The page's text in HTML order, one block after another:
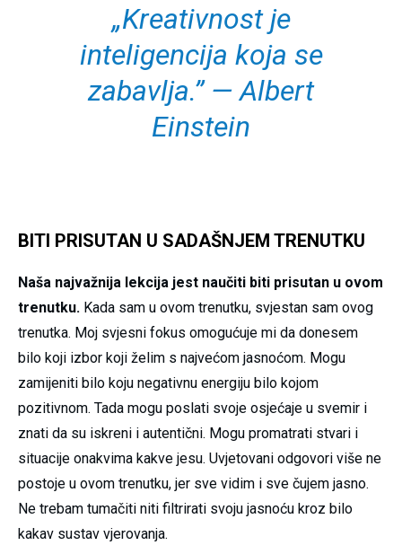
„Kreativnost je
inteligencija koja se
zabavlja.” — Albert
Einstein
BITI PRISUTAN U SADAŠNJEM TRENUTKU
Naša najvažnija lekcija jest naučiti biti prisutan u ovom
trenutku. Kada sam u ovom trenutku, svjestan sam ovog
trenutka. Moj svjesni fokus omogućuje mi da donesem
bilo koji izbor koji želim s najvećom jasnoćom. Mogu
zamijeniti bilo koju negativnu energiju bilo kojom
pozitivnom. Tada mogu poslati svoje osjećaje u svemir i
znati da su iskreni i autentični. Mogu promatrati stvari i
situacije onakvima kakve jesu. Uvjetovani odgovori više ne
postoje u ovom trenutku, jer sve vidim i sve čujem jasno.
Ne trebam tumačiti niti filtrirati svoju jasnoću kroz bilo
kakav sustav vjerovanja.